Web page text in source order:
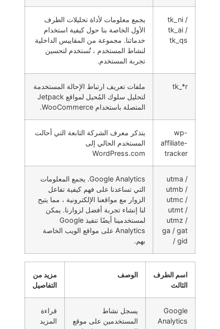
tk_ni /
tk_ai /
tk_qs
يجمع معلومات لأداة تحليلات الطرف
الأول الخاصة بنا حول كيفية استخدام
خدماتنا. مجموعة من المقاييس الداخلية
لنشاط المستخدم ، تُستخدم لتحسين
تجربة المستخدم.
tk_*r
ملفات تعريف ارتباط الإحالة المستخدمة
لتحليل سلوك المُحيل لمواقع Jetpack
المتصلة باستخدام WooCommerce.
wp-
affiliate-
tracker
يتذكر معرف الشركة التابعة التي أحالت
المستخدم الحالي إلى
WordPress.com
utma /
utmb /
utmc /
utmt /
utmz /
ga / gat
/ gid
Google Analytics. يجمع المعلومات
التي تساعدنا على فهم كيفية تفاعل
الزوار مع مواقعنا الإلكترونية ، مما يتيح
لنا إنشاء تجربة أفضل لزوارنا. يمكن
لمستخدمينا أيضًا تنفيذ Google
Analytics على مواقع الويب الخاصة
بهم.
اسم الطرف
الثالث
الوصف
مزيد من
التفاصيل
Google
Analytics
يسجل نشاط
المستخدمين على موقع
قراءة
المزيد